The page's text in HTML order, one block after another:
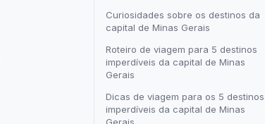
Curiosidades sobre os destinos da
capital de Minas Gerais
Roteiro de viagem para 5 destinos
imperdíveis da capital de Minas
Gerais
Dicas de viagem para os 5 destinos
imperdíveis da capital de Minas
Gerais